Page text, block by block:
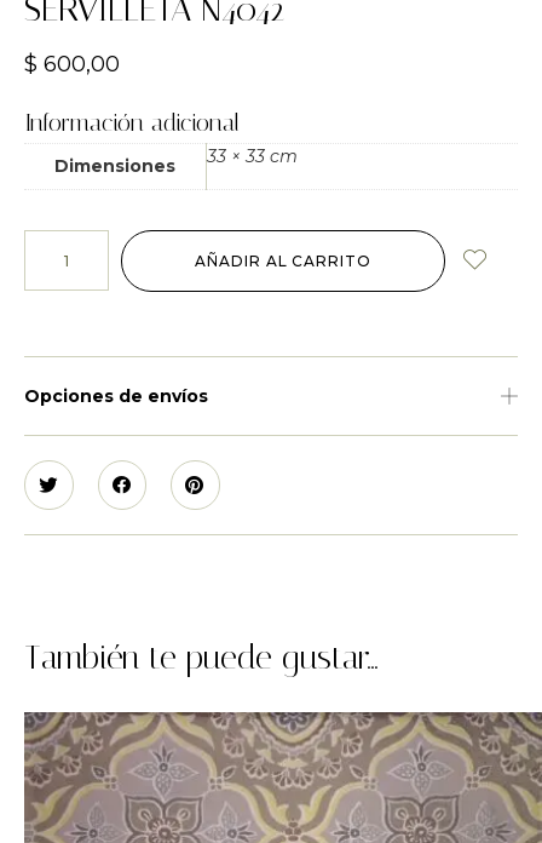
SERVILLETA N4042
$ 600,00
Información adicional
Dimensiones 33 × 33 cm
AÑADIR AL CARRITO
Opciones de envíos
También te puede gustar...